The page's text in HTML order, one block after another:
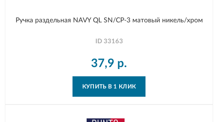
Ручка раздельная NAVY QL SN/CP-3 матовый никель/хром
ID 33163
37,9 р.
КУПИТЬ В 1 КЛИК